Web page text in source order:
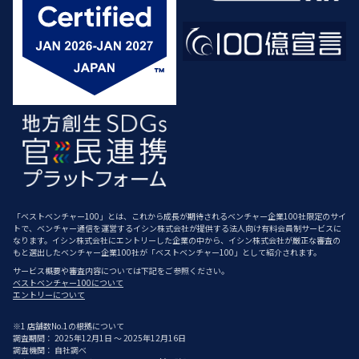
「ベストベンチャー100」とは、これから成長が期待されるベンチャー企業100社限定のサイ
トで、ベンチャー通信を運営するイシン株式会社が提供する法人向け有料会員制サービスに
なります。イシン株式会社にエントリーした企業の中から、イシン株式会社が厳正な審査の
もと選出したベンチャー企業100社が「ベストベンチャー100」として紹介されます。
サービス概要や審査内容については下記をご参照ください。
ベストベンチャー100について
エントリーについて
※1 店舗数No.1の根拠について
調査期間： 2025年12月1日 ～ 2025年12月16日
調査機関： 自社調べ